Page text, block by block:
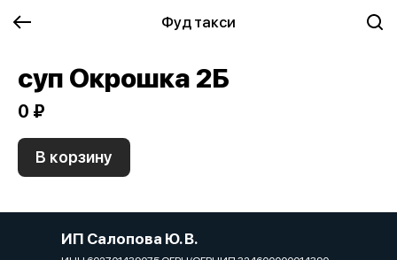
Фуд такси
суп Окрошка 2Б
0 ₽
В корзину
ИП Салопова Ю. В.